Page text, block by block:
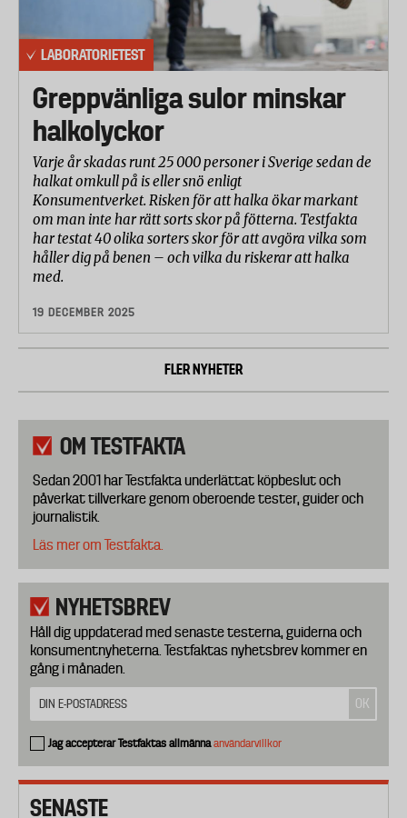
LABORATORIETEST
Greppvänliga sulor minskar
halkolyckor
Varje år skadas runt 25 000 personer i Sverige sedan de
halkat omkull på is eller snö enligt
Konsumentverket. Risken för att halka ökar markant
om man inte har rätt sorts skor på fötterna. Testfakta
har testat 40 olika sorters skor för att avgöra vilka som
håller dig på benen – och vilka du riskerar att halka
med.
19 DECEMBER 2025
FLER NYHETER
OM TESTFAKTA
Sedan 2001 har Testfakta underlättat köpbeslut och
påverkat tillverkare genom oberoende tester, guider och
journalistik.
Läs mer om Testfakta.
NYHETSBREV
Håll dig uppdaterad med senaste testerna, guiderna och
konsumentnyheterna. Testfaktas nyhetsbrev kommer en
gång i månaden.
Jag accepterar Testfaktas allmännaanvändarvillkor
SENASTE